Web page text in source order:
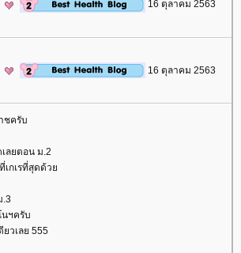
16 ตุลาคม 2563
16 ตุลาคม 2563
ชครับ
ลยตอน ม.2
เกเรที่สุดด้ว
.3
นฯครับ
วเลย 555